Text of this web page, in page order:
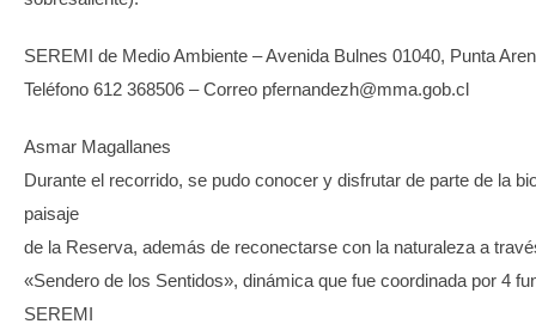
SEREMI de Medio Ambiente – Avenida Bulnes 01040, Punta
Teléfono 612 368506 – Correo pfernandezh@mma.gob.cl
Asmar Magallanes
Durante el recorrido, se pudo conocer y disfrutar de parte de la
paisaje
de la Reserva, además de reconectarse con la naturaleza a
«Sendero de los Sentidos», dinámica que fue coordinada por 4
SEREMI